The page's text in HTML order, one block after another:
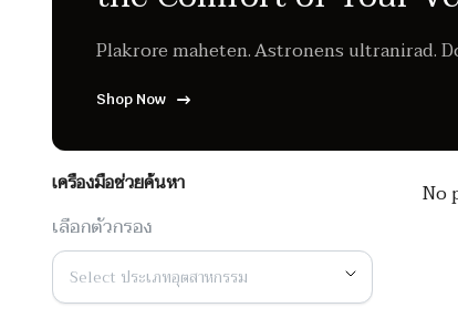
Plakrore maheten. Astronens ultranirad.
Shop Now
No
เครื่องมือช่วยค้นหา
เลือกตัวกรอง
Select ประเภทอุตสาหกรรม